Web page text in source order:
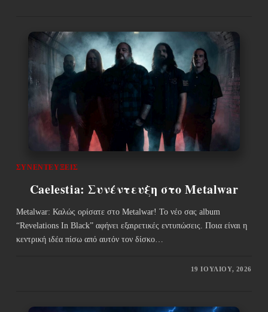
ΣΥΝΕΝΤΕΎΞΕΙΣ
Caelestia: Συνέντευξη στο Metalwar
Metalwar: Καλώς ορίσατε στο Metalwar! Το νέο σας album
“Revelations In Black” αφήνει εξαιρετικές εντυπώσεις. Ποια είναι η
κεντρική ιδέα πίσω από αυτόν τον δίσκο…
19 ΙΟΥΛΊΟΥ, 2026